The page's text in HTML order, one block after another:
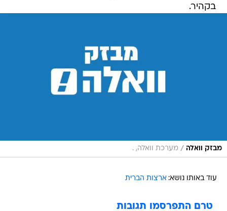
בקהיר.
מבזק וואלה / מערכת וואלה, .
עוד באותו נושא: ארצות הברית
טרם התפרסמו תגובות